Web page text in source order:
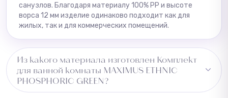
санузлов. Благодаря материалу 100% PP и высоте
ворса 12 мм изделие одинаково подходит как для
жилых, так и для коммерческих помещений.
Из какого материала изготовлен Комплект
для ванной комнаты MAXIMUS ETHNIC
PHOSPHORIC GREEN?